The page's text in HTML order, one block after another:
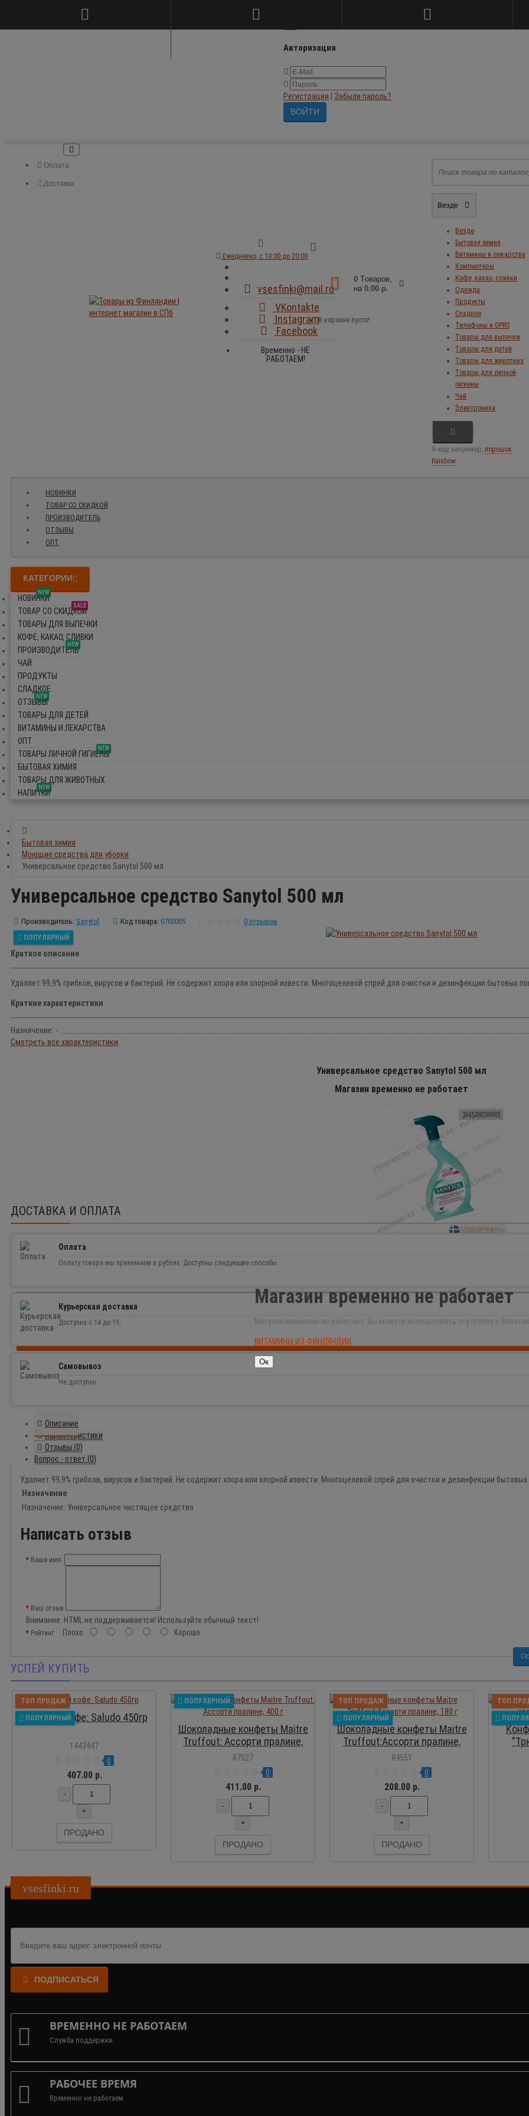
Авторизация
Регистрация Забыли пароль?
Оплата
Доставка
Ежедневно, с 10:00 до 20:00
vsesfinki@mail.ru
VKontakte
Instagram
Facebook
Временно - НЕ
РАБОТАЕМ!
0 Tоваров,
на 0.00 р.
В корзине пусто!
Везде
Везде
Бытовая химия
Витамины и лекарства
Компьютеры
Кофе, какао, сливки
Одежда
Продукты
Сладкое
Телефоны и GPRS
Товары для выпечки
Товары для детей
Товары для животных
Товары для личной
гигиены
Чай
Электроника
Я ищу, например, порошок
Rainbow
НОВИНКИ
ТОВАР СО СКИДКОЙ
ПРОИЗВОДИТЕЛЬ
ОТЗЫВЫ
ОПТ
КАТЕГОРИИ
NEW
НОВИНКИ
SALE
ТОВАР СО СКИДКОЙ
ТОВАРЫ ДЛЯ ВЫПЕЧКИ
КОФЕ, КАКАО, СЛИВКИ
NEW
ПРОИЗВОДИТЕЛЬ
ЧАЙ
ПРОДУКТЫ
СЛАДКОЕ
NEW
ОТЗЫВЫ
ТОВАРЫ ДЛЯ ДЕТЕЙ
ВИТАМИНЫ И ЛЕКАРСТВА
ОПТ
NEW
ТОВАРЫ ЛИЧНОЙ ГИГИЕНЫ
БЫТОВАЯ ХИМИЯ
ТОВАРЫ ДЛЯ ЖИВОТНЫХ
NEW
НАПИТКИ
Бытовая химия
Моющие средства для уборки
Универсальное средство Sanytol 500 мл
Универсальное средство Sanytol 500 мл
Производитель: Sanytol Код товара: 0700005 0 отзывов
ПОПУЛЯРНЫЙ
Краткое описание
Удаляет 99,9% грибков, вирусов и бактерий. Не содержит хлора или хлорной извести. Многоцелевой спрей для очистки и дезинфекции бытовых
Краткие характеристики
Назначение: -
Смотреть все характеристики
Универсальное средство Sanytol 500 мл
Магазин временно не работает
383.00 р.
ДОСТАВКА И ОПЛАТА
Оплата
Оплату товара мы принимаем в рублях. Доступны следующие способы.
Курьерская доставка
Доступна с 14 до 19,
Самовывоз
Не доступен.
Описание
Характеристики
Отзывы (0)
Вопрос - ответ (0)
Удаляет 99,9% грибков, вирусов и бактерий. Не содержит хлора или хлорной извести. Многоцелевой спрей для очистки и дезинфекции бытовых
Назначение
Назначение: Универсальное чистящее средство
Написать отзыв
Ваше имя:
Ваш отзыв
Внимание: HTML не поддерживается! Используйте обычный текст!
Рейтинг Плохо Хорошо
УСПЕЙ КУПИТЬ
ПРОСМОТР
ТОП ПРОДАЖ
ПОПУЛЯРНЫЙ
Молотый кофе: Saludo 450гр
1443447
0
407.00 р.
-
+
ПРОДАНО
ПРОСМОТР
ПОПУЛЯРНЫЙ
Шоколадные конфеты Maitre
Truffout: Ассорти пралине,
400 г
87027
0
411.00 р.
-
+
ПРОДАНО
ТОП ПРОДАЖ
ПОПУЛЯРНЫЙ
Шоколадные конфеты Maitre
Truffout:Ассорти пралине,
180 г
84551
0
208.00 р.
-
+
ПРОДАНО
ТОП
vsesfinki.ru
ПОДПИСАТЬСЯ
ВРЕМЕННО НЕ РАБОТАЕМ
Служба поддержки
РАБОЧЕЕ ВРЕМЯ
Временно не работаем
Магазин временно не работает
Магазин временно не работает. Вы можете использовать эту группу в
ВИТАМИНЫ ИЗ ФИНЛЯНДИИ
Ок